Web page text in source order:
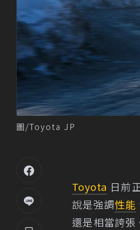
圖/Toyota JP
Toyota 日前
說是強調性能
還是相當誇